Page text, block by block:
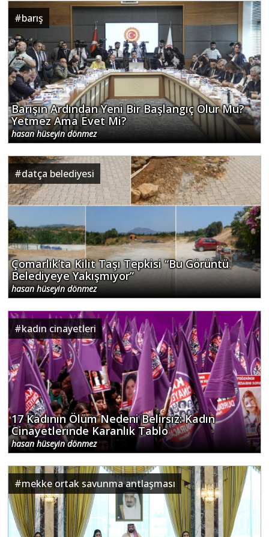
#barış
Barışın Ardından Yeni Bir Başlangıç Olur Mu?
Yetmez Ama Evet Mi?
hasan hüseyin dönmez
#datça belediyesi
Çomarlık’ta Kilit Taşı Tepkisi “Bu Görüntü
Belediyeye Yakışmıyor”
hasan hüseyin dönmez
#kadın cinayetleri
17 Kadının Ölüm Nedeni Belirsiz: Kadın
Cinayetlerinde Karanlık Tablo
hasan hüseyin dönmez
#mekke ortak savunma antlaşması